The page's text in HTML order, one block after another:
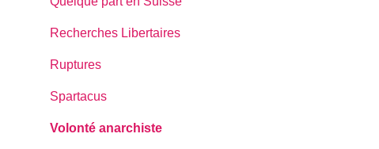
Recherches Libertaires
Ruptures
Spartacus
Volonté anarchiste